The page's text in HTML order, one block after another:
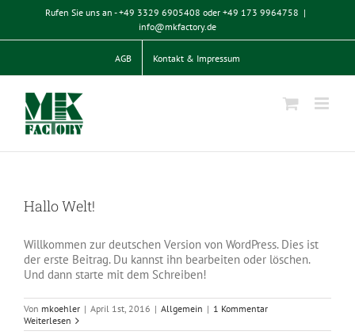
springen
Rufen Sie uns an - +49 3329 6905408 oder +49 173 9964758 |
info@mkfactory.de
AGB Kontakt & Impressum
Hallo Welt!
Willkommen zur deutschen Version von WordPress. Dies ist
der erste Beitrag. Du kannst ihn bearbeiten oder löschen.
Und dann starte mit dem Schreiben!
Von mkoehler | April 1st, 2016 | Allgemein | 1 Kommentar
Weiterlesen